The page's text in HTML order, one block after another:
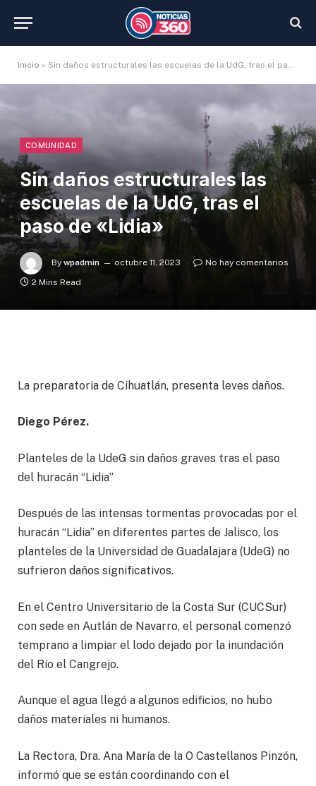
Inicio » Sin daños estructurales las escuelas de la UdG, tras el paso de «Lidia»
COMUNIDAD
Sin daños estructurales las
escuelas de la UdG, tras el
paso de «Lidia»
By wpadmin octubre 11, 2023
No hay comentarios
2 Mins Read
La preparatoria de Cihuatlán, presenta leves daños.
Diego Pérez.
Planteles de la UdeG sin daños graves tras el paso
del huracán “Lidia”
Después de las intensas tormentas provocadas por el
huracán “Lidia” en diferentes partes de Jalisco, los
planteles de la Universidad de Guadalajara (UdeG) no
sufrieron daños significativos.
En el Centro Universitario de la Costa Sur (CUCSur)
con sede en Autlán de Navarro, el personal comenzó
temprano a limpiar el lodo dejado por la inundación
del Río el Cangrejo.
Aunque el agua llegó a algunos edificios, no hubo
daños materiales ni humanos.
La Rectora, Dra. Ana María de la O Castellanos Pinzón,
informó que se están coordinando con el